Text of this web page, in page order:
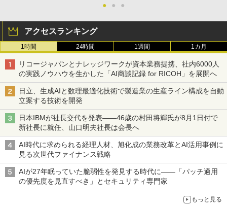
●
● ●
アクセスランキング
1時間 24時間 1週間 1カ月
リコージャパンとナレッジワークが資本業務提携、社内6000人
の実践ノウハウを生かした「AI商談記録 for RICOH」を展開へ
日立、生成AIと数理最適化技術で製造業の生産ライン構成を自動
立案する技術を開発
日本IBMが社長交代を発表――46歳の村田将輝氏が8月1日付で
新社長に就任、山口明夫社長は会長へ
AI時代に求められる経理人材、旭化成の業務改革とAI活用事例に
見る次世代ファイナンス戦略
AIが27年眠っていた脆弱性を発見する時代に――「パッチ適用
の優先度を見直すべき」とセキュリティ専門家
もっと見る